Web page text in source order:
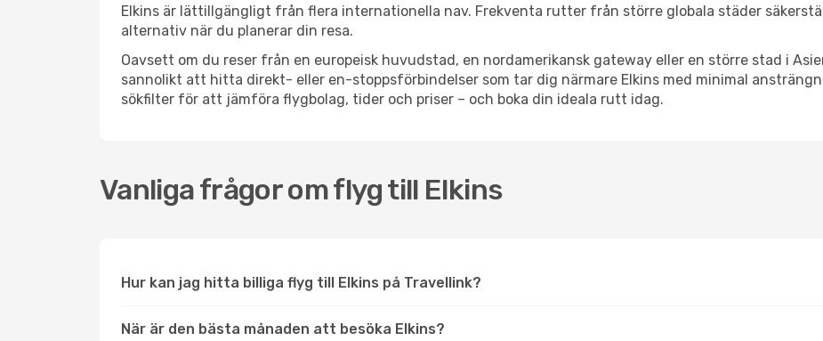
Elkins är lättillgängligt från flera internationella nav. Frekventa rutter från större globala städer
alternativ när du planerar din resa.
Oavsett om du reser från en europeisk huvudstad, en nordamerikansk gateway eller en större stad i
sannolikt att hitta direkt- eller en-stoppsförbindelser som tar dig närmare Elkins med minimal
sökfilter för att jämföra flygbolag, tider och priser – och boka din ideala rutt idag.
Vanliga frågor om flyg till Elkins
Hur kan jag hitta billiga flyg till Elkins på Travellink?
När är den bästa månaden att besöka Elkins?